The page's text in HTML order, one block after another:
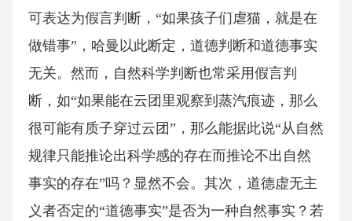
可表达为假言判断，“如果孩子们虐猫，就是在
做错事”，哈曼以此断定，道德判断和道德事实
无关。然而，自然科学判断也常采用假言判
断，如“如果能在云团里观察到蒸汽痕迹，那么
很可能有质子穿过云团”，那么能据此说“从自然
规律只能推论出科学感的存在而推论不出自然
事实的存在”吗？显然不会。其次，道德虚无主
义者否定的“道德事实”是否为一种自然事实？若